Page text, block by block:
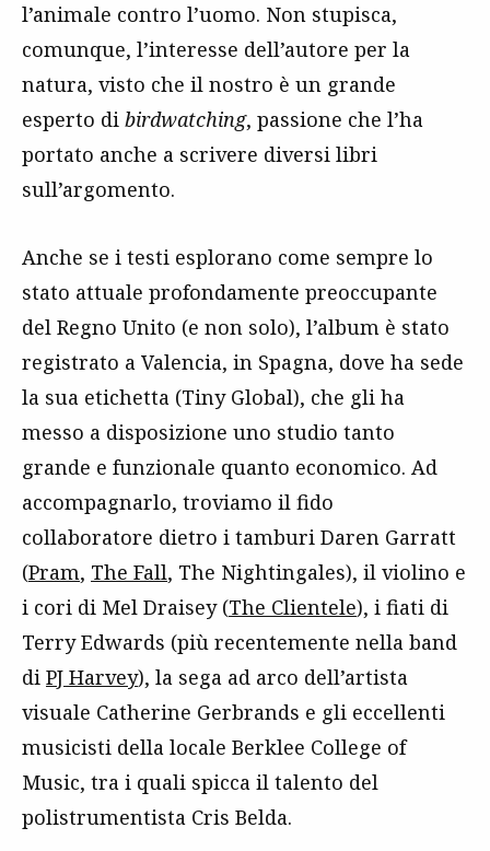
l’animale contro l’uomo. Non stupisca,
comunque, l’interesse dell’autore per la
natura, visto che il nostro è un grande
esperto di birdwatching, passione che l’ha
portato anche a scrivere diversi libri
sull’argomento.
Anche se i testi esplorano come sempre lo
stato attuale profondamente preoccupante
del Regno Unito (e non solo), l’album è stato
registrato a Valencia, in Spagna, dove ha sede
la sua etichetta (Tiny Global), che gli ha
messo a disposizione uno studio tanto
grande e funzionale quanto economico. Ad
accompagnarlo, troviamo il fido
collaboratore dietro i tamburi Daren Garratt
(Pram, The Fall, The Nightingales), il violino e
i cori di Mel Draisey (The Clientele), i fiati di
Terry Edwards (più recentemente nella band
di PJ Harvey), la sega ad arco dell’artista
visuale Catherine Gerbrands e gli eccellenti
musicisti della locale Berklee College of
Music, tra i quali spicca il talento del
polistrumentista Cris Belda.